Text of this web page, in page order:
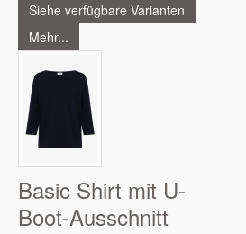
Siehe verfügbare Varianten
Mehr...
Basic Shirt mit U-
Boot-Ausschnitt